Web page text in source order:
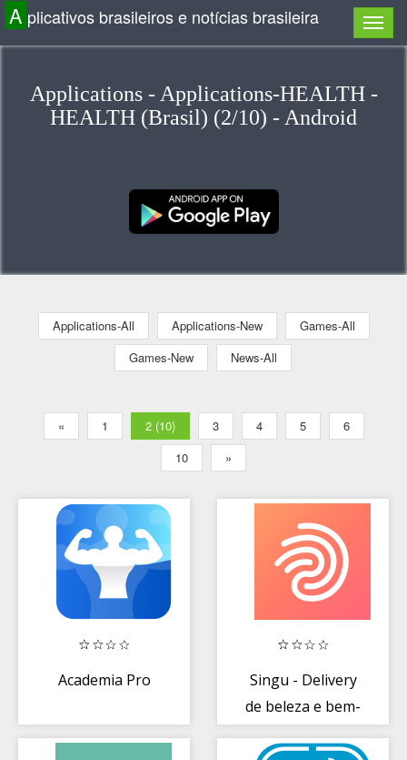
A plicativos brasileiros e notícias brasileira
Applications - Applications-HEALTH -
HEALTH (Brasil) (2/10) - Android
Applications-All Applications-New
Games-All
Games-New
News-All
« 1 2 (10) 3 4 5
6
10
»
Academia Pro
Singu - Delivery
de beleza e bem-